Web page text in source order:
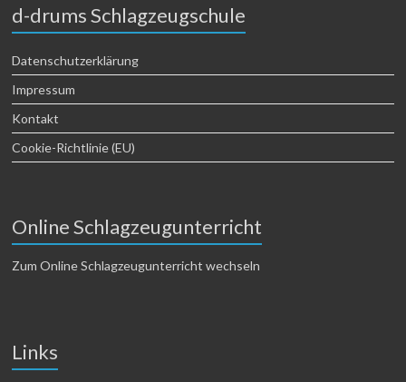
d-drums Schlagzeugschule
Datenschutzerklärung
Impressum
Kontakt
Cookie-Richtlinie (EU)
Online Schlagzeugunterricht
Zum Online Schlagzeugunterricht wechseln
Links